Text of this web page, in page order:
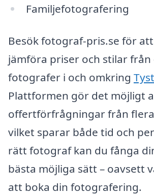
Familjefotografering
Besök fotograf-pris.se för
jämföra priser och stilar från
fotografer i och omkring
Plattformen gör det möjligt
offertförfrågningar från
vilket sparar både tid och
rätt fotograf kan du fånga
bästa möjliga sätt – oavsett
att boka din fotografering.